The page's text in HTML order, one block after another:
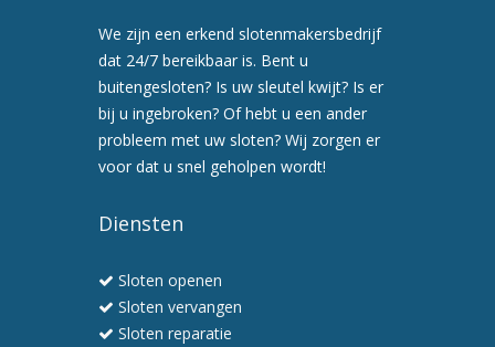
afspraak
preventiebezoek
professioneel
We zijn een erkend slotenmakersbedrijf
dat 24/7 bereikbaar is. Bent u
buitengesloten? Is uw sleutel kwijt? Is er
bij u ingebroken? Of hebt u een ander
probleem met uw sloten? Wij zorgen er
voor dat u snel geholpen wordt!
Diensten
Sloten openen
Sloten vervangen
Sloten reparatie